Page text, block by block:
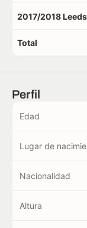
2017/2018 Leeds
Total
Perfil
Edad
Lugar de
Nacionalidad
Altura